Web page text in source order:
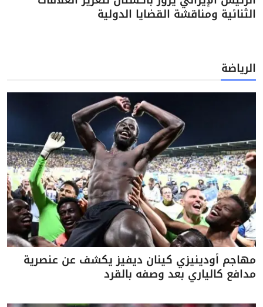
الثنائية ومناقشة القضايا الدولية
الرياضة
مهاجم أودينيزي كينان ديفيز يكشف عن عنصرية
مدافع كالياري بعد وصفه بالقرد